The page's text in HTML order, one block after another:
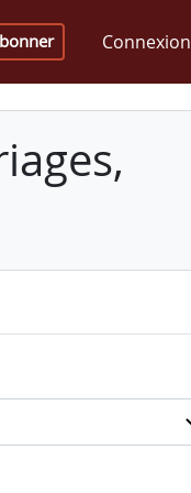
Connexion